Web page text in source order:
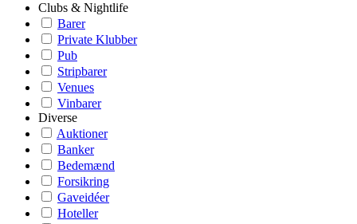
Clubs & Nightlife
Barer
Private Klubber
Pub
Stripbarer
Venues
Vinbarer
Diverse
Auktioner
Banker
Bedemænd
Forsikring
Gaveidéer
Hoteller